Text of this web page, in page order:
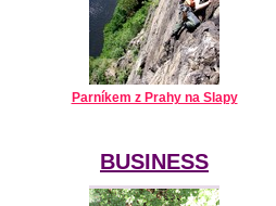
Parníkem z Prahy na Slapy
BUSINESS